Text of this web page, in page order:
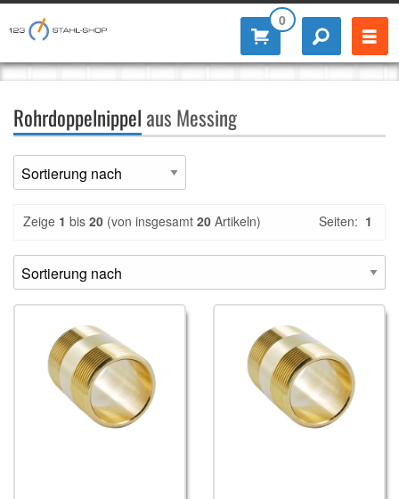
0
Rohrdoppelnippel aus Messing
Zeige 1 bis 20 (von insgesamt 20 Artikeln) Seiten: 1